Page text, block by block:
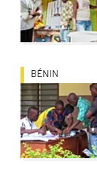
BÉNIN